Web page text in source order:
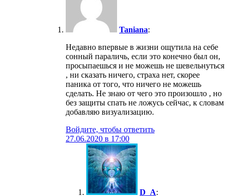
Taniana:
Недавно впервые в жизни ощутила на себе
сонный параличь, если это конечно был он,
просыпаешься и не можешь не шевельнуться
, ни сказать ничего, страха нет, скорее
паника от того, что ничего не можешь
сделать. Не знаю от чего это произошло , но
без защиты спать не ложусь сейчас, к словам
добавляю визуализацию.
Войдите, чтобы ответить
27.06.2020 в 17:00
D_A: